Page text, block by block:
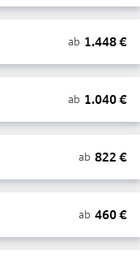
ab 1.448€
ab 1.040€
ab 822 €
ab 460€